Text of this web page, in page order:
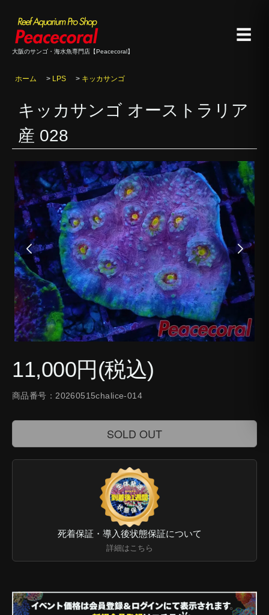
大阪のサンゴ・海水魚専門店【Peacecoral】
☰
ホーム > LPS > キッカサンゴ
キッカサンゴ オーストラリア
産 028
11,000円(税込)
商品番号：20260515chalice-014
SOLD OUT
死着保証・導入後状態保証について
詳細はこちら